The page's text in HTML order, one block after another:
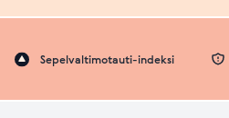
Sepelvaltimotauti-indeksi